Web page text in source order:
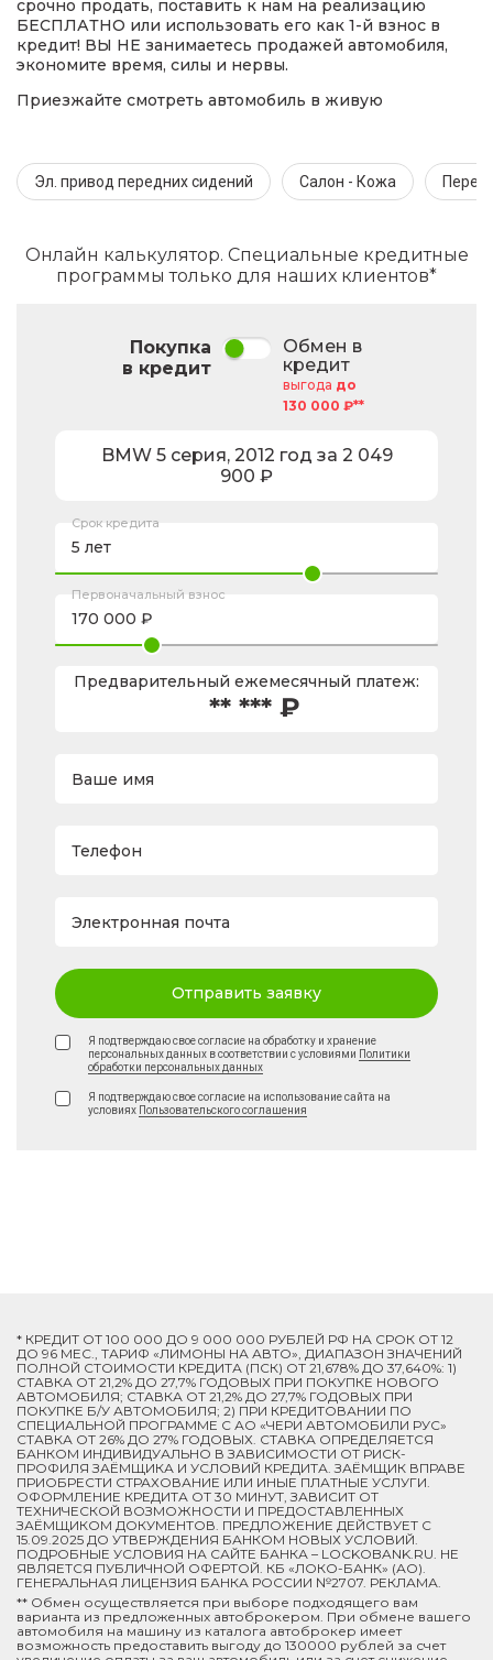
срочно продать, поставить к нам на реализацию
БЕСПЛАТНО или использовать его как 1-й взнос в
кредит! ВЫ НЕ занимаетесь продажей автомобиля,
экономите время, силы и нервы.
Приезжайте смотреть автомобиль в живую
Эл. привод передних сидений Салон - Кожа
Онлайн калькулятор. Специальные кредитные
программы только для наших клиентов*
Покупка
в кредит
Обмен в
кредит
выгода до
130 000 ₽**
BMW 5 серия, 2012 год за 2 049
900 ₽
Срок кредита
Первоначальный взнос
Предварительный ежемесячный платеж:
** *** ₽
Ваше имя
Телефон
Электронная почта
Отправить заявку
Я подтверждаю свое согласие на обработку и хранение
персональных данных в соответствии с условиями Политики
обработки персональных данных
Я подтверждаю свое согласие на использование сайта на
условиях Пользовательского соглашения
* КРЕДИТ ОТ 100 000 ДО 9 000 000 РУБЛЕЙ РФ НА СРОК ОТ 12
ДО 96 МЕС., ТАРИФ «ЛИМОНЫ НА АВТО», ДИАПАЗОН ЗНАЧЕНИЙ
ПОЛНОЙ СТОИМОСТИ КРЕДИТА (ПСК) ОТ 21,678% ДО 37,640%: 1)
СТАВКА ОТ 21,2% ДО 27,7% ГОДОВЫХ ПРИ ПОКУПКЕ НОВОГО
АВТОМОБИЛЯ; СТАВКА ОТ 21,2% ДО 27,7% ГОДОВЫХ ПРИ
ПОКУПКЕ Б/У АВТОМОБИЛЯ; 2) ПРИ КРЕДИТОВАНИИ ПО
СПЕЦИАЛЬНОЙ ПРОГРАММЕ C АО «ЧЕРИ АВТОМОБИЛИ РУС»
СТАВКА ОТ 26% ДО 27% ГОДОВЫХ. СТАВКА ОПРЕДЕЛЯЕТСЯ
БАНКОМ ИНДИВИДУАЛЬНО В ЗАВИСИМОСТИ ОТ РИСК-
ПРОФИЛЯ ЗАЁМЩИКА И УСЛОВИЙ КРЕДИТА. ЗАЁМЩИК ВПРАВЕ
ПРИОБРЕСТИ СТРАХОВАНИЕ ИЛИ ИНЫЕ ПЛАТНЫЕ УСЛУГИ.
ОФОРМЛЕНИЕ КРЕДИТА ОТ 30 МИНУТ, ЗАВИСИТ ОТ
ТЕХНИЧЕСКОЙ ВОЗМОЖНОСТИ И ПРЕДОСТАВЛЕННЫХ
ЗАЁМЩИКОМ ДОКУМЕНТОВ. ПРЕДЛОЖЕНИЕ ДЕЙСТВУЕТ С
15.09.2025 ДО УТВЕРЖДЕНИЯ БАНКОМ НОВЫХ УСЛОВИЙ.
ПОДРОБНЫЕ УСЛОВИЯ НА САЙТЕ БАНКА – LOCKOBANK.RU. НЕ
ЯВЛЯЕТСЯ ПУБЛИЧНОЙ ОФЕРТОЙ. КБ «ЛОКО-БАНК» (АО).
ГЕНЕРАЛЬНАЯ ЛИЦЕНЗИЯ БАНКА РОССИИ №2707. РЕКЛАМА.
** Обмен осуществляется при выборе подходящего вам
варианта из предложенных автоброкером. При обмене вашего
автомобиля на машину из каталога автоброкер имеет
возможность предоставить выгоду до 130000 рублей за счет